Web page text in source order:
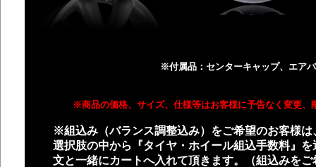
※付属品：センターキャップ、エア
※商品の価格、サイズ、仕様等はお客様に予告なく変更、
※組込み（バランス調整込み）をご希望のお客様
選択肢の中から『タイヤ・ホイール組込手数料』
文と一緒にカートへ入れて頂きます。（組込みを